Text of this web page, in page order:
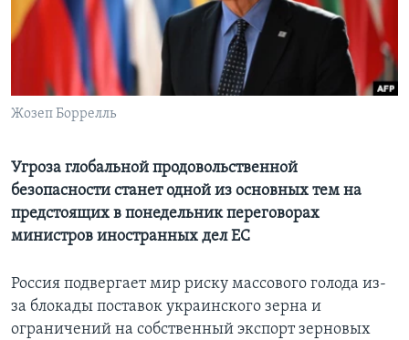
Learning English
СОЦИАЛЬНЫЕ СЕТИ
Языки
Жозеп Боррелль
Угроза глобальной продовольственной
безопасности станет одной из основных тем на
предстоящих в понедельник переговорах
министров иностранных дел ЕС
Россия подвергает мир риску массового голода из-
за блокады поставок украинского зерна и
ограничений на собственный экспорт зерновых